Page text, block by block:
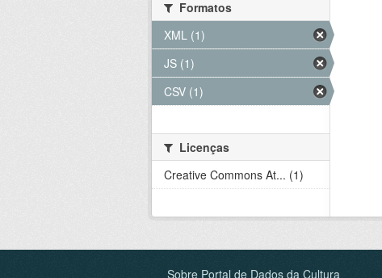
Formatos
XML (1)
JS (1)
CSV (1)
Licenças
Creative Commons At... (1)
Sobre Portal de Dados da Cultura